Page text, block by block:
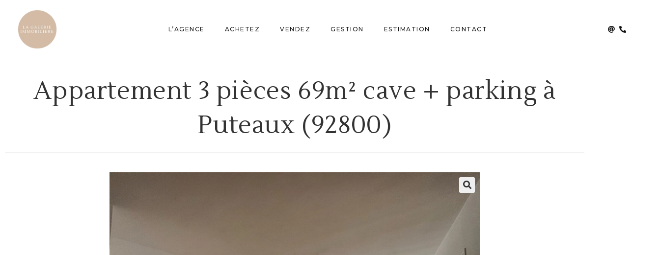
L’AGENCE ACHETEZ VENDEZ GESTION ESTIMATION CONTACT
Appartement 3 pièces 69m² cave + parking à
Puteaux (92800)